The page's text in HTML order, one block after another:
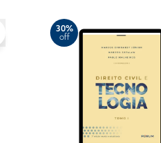
30%
off